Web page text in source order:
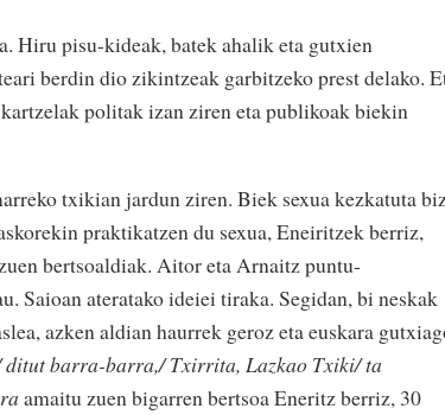
Hiru pisu-kideak, batek ahalik eta gutxien
berdin dio zikintzeak garbitzeko prest delako.
politak izan ziren eta publikoak biekin
txikian jardun ziren. Biek sexua kezkatuta
praktikatzen du sexua, Eneiritzek berriz,
bertsoaldiak. Aitor eta Arnaitz puntu-
Saioan ateratako ideiei tiraka. Segidan, bi neskak
azken aldian haurrek geroz eta euskara
barra-barra,/ Txirrita, Lazkao Txiki/ ta
amaitu zuen bigarren bertsoa Eneritz berriz, 30